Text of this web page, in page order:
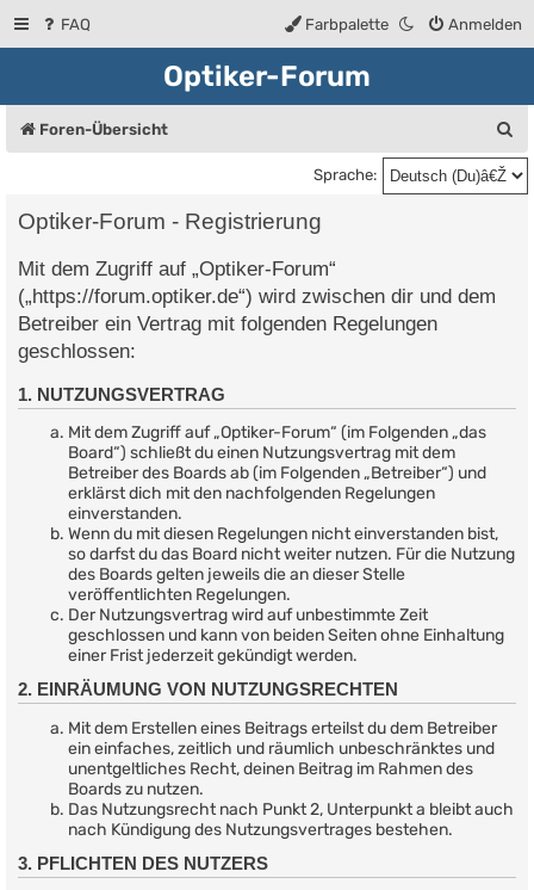
FAQ Anmelden
Farbpalette
Optiker-Forum
Foren-Übersicht
u
c
Sprache:
Optiker-Forum - Registrierung
Mit dem Zugriff auf „Optiker-Forum“
(„https://forum.optiker.de“) wird zwischen dir und dem
Betreiber ein Vertrag mit folgenden Regelungen
geschlossen:
1. NUTZUNGSVERTRAG
Mit dem Zugriff auf „Optiker-Forum“ (im Folgenden „das
Board“) schließt du einen Nutzungsvertrag mit dem
Betreiber des Boards ab (im Folgenden „Betreiber“) und
erklärst dich mit den nachfolgenden Regelungen
einverstanden.
Wenn du mit diesen Regelungen nicht einverstanden bist,
so darfst du das Board nicht weiter nutzen. Für die Nutzung
des Boards gelten jeweils die an dieser Stelle
veröffentlichten Regelungen.
Der Nutzungsvertrag wird auf unbestimmte Zeit
geschlossen und kann von beiden Seiten ohne Einhaltung
einer Frist jederzeit gekündigt werden.
2. EINRÄUMUNG VON NUTZUNGSRECHTEN
Mit dem Erstellen eines Beitrags erteilst du dem Betreiber
ein einfaches, zeitlich und räumlich unbeschränktes und
unentgeltliches Recht, deinen Beitrag im Rahmen des
Boards zu nutzen.
Das Nutzungsrecht nach Punkt 2, Unterpunkt a bleibt auch
nach Kündigung des Nutzungsvertrages bestehen.
3. PFLICHTEN DES NUTZERS